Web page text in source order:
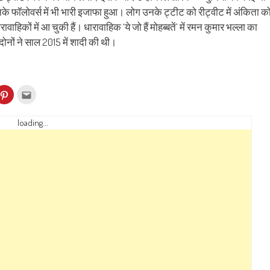
फॉलोवर्स में भी भारी इजाफा हुआ। लोग उनके ट्टीट को रीट्वीट में अंकिता
में आ चुकी हैं। धारावाहिक ‘ये जो हैं मोहब्बतें’ में रमन कुमार भल्ला का
ने साल 2015 में शादी की थी।
Click
to
Pinterest
(Opens
to
a
loading...